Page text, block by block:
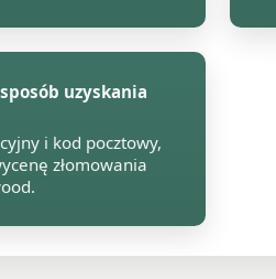
uzyskania
i kod pocztowy,
złomowania